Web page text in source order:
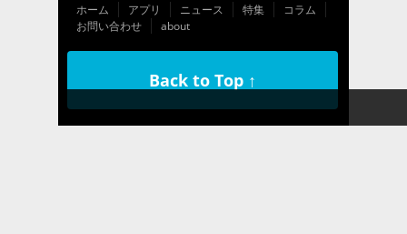
ホーム アプリ ニュース 特集
コラム
お問い合わせ
about
Back to Top ↑